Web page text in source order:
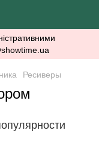
Ресиверы